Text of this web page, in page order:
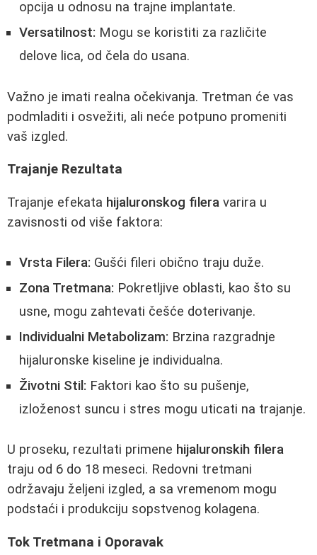
opcija u odnosu na trajne implantate.
Versatilnost: Mogu se koristiti za različite
delove lica, od čela do usana.
Važno je imati realna očekivanja. Tretman će vas
podmladiti i osvežiti, ali neće potpuno promeniti
vaš izgled.
Trajanje Rezultata
Trajanje efekata hijaluronskog filera varira u
zavisnosti od više faktora:
Vrsta Filerа: Gušći fileri obično traju duže.
Zona Tretmana: Pokretljive oblasti, kao što su
usne, mogu zahtevati češće doterivanje.
Individualni Metabolizam: Brzina razgradnje
hijaluronske kiseline je individualna.
Životni Stil: Faktori kao što su pušenje,
izloženost suncu i stres mogu uticati na trajanje.
U proseku, rezultati primene hijaluronskih filera
traju od 6 do 18 meseci. Redovni tretmani
održavaju željeni izgled, a sa vremenom mogu
podstaći i produkciju sopstvenog kolagena.
Tok Tretmana i Oporavak